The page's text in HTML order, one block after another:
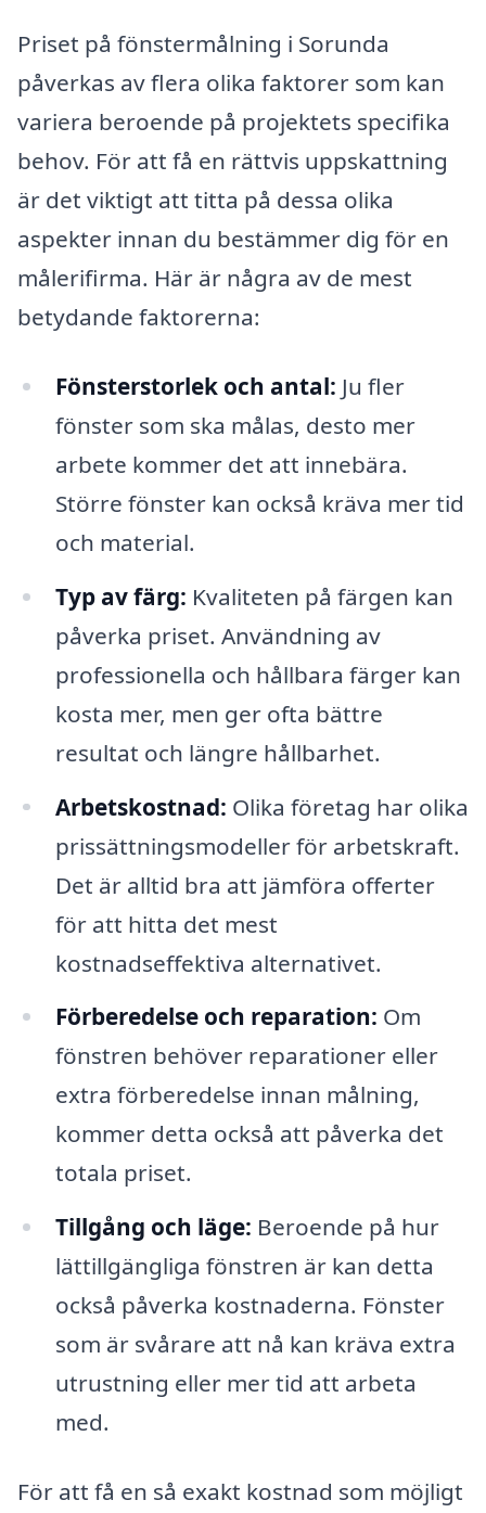
Priset på fönstermålning i Sorunda
påverkas av flera olika faktorer som kan
variera beroende på projektets specifika
behov. För att få en rättvis uppskattning
är det viktigt att titta på dessa olika
aspekter innan du bestämmer dig för en
målerifirma. Här är några av de mest
betydande faktorerna:
Fönsterstorlek och antal: Ju fler
fönster som ska målas, desto mer
arbete kommer det att innebära.
Större fönster kan också kräva mer tid
och material.
Typ av färg: Kvaliteten på färgen kan
påverka priset. Användning av
professionella och hållbara färger kan
kosta mer, men ger ofta bättre
resultat och längre hållbarhet.
Arbetskostnad: Olika företag har olika
prissättningsmodeller för arbetskraft.
Det är alltid bra att jämföra offerter
för att hitta det mest
kostnadseffektiva alternativet.
Förberedelse och reparation: Om
fönstren behöver reparationer eller
extra förberedelse innan målning,
kommer detta också att påverka det
totala priset.
Tillgång och läge: Beroende på hur
lättillgängliga fönstren är kan detta
också påverka kostnaderna. Fönster
som är svårare att nå kan kräva extra
utrustning eller mer tid att arbeta
med.
För att få en så exakt kostnad som möjligt